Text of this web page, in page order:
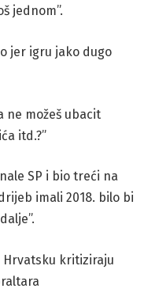
jednom”.
jer igru jako dugo
ne možeš ubacit
itd.?”
SP i bio treći na
imali 2018. bilo bi
Hrvatsku kritiziraju